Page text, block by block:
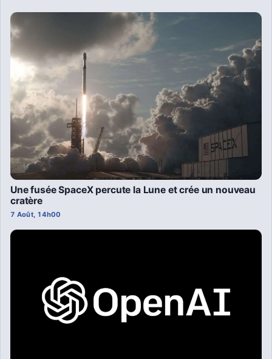
Une fusée SpaceX percute la Lune et crée un nouveau
cratère
7 Août, 14h00